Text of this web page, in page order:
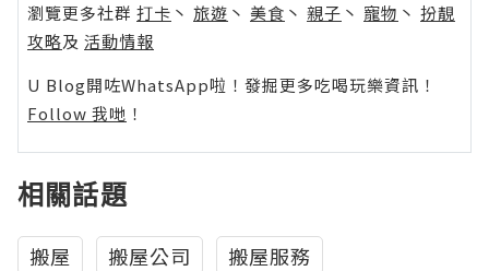
瀏覽更多社群 打卡 丶 旅遊 丶 美食 丶 親子 丶 寵物 丶 扮靚
攻略及 活動情報
U Blog開咗WhatsApp啦！發掘更多吃喝玩樂資訊！
Follow 我哋 ！
相關話題
搬屋 搬屋公司
搬屋服務